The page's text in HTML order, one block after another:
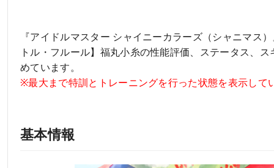
『アイドルマスター シャイニーカラーズ（シャニマス
トル・フルール】福丸小糸の性能評価、ステータス、
めています。
※最大まで特訓とトレーニングを行った状態を表示して
基本情報